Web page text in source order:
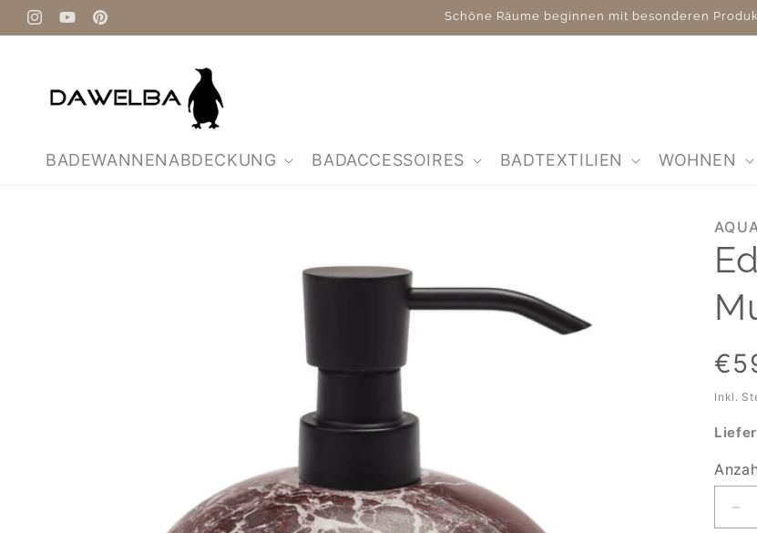
zum
Inhalt
InstagramYouTubePinterest
Schöne Räume beginnen mit besonderen
BADEWANNENABDECKUNG BADACCESSOIRES BADTEXTILIEN WOHNEN
Inkl.